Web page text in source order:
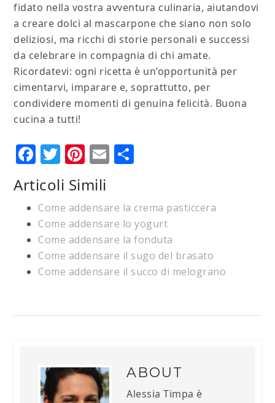
fidato nella vostra avventura culinaria, aiutandovi
a creare dolci al mascarpone che siano non solo
deliziosi, ma ricchi di storie personali e successi
da celebrare in compagnia di chi amate.
Ricordatevi: ogni ricetta è un’opportunità per
cimentarvi, imparare e, soprattutto, per
condividere momenti di genuina felicità. Buona
cucina a tutti!
Facebook
Twitter
Pinterest
Email
Articoli Simili
Come addensare la crema pasticcera
Come addensare lo yogurt
Come addensare la fonduta
Come addensare il sugo del brasato
Come addensare il succo di melograno
ABOUT
Alessia Timpa è